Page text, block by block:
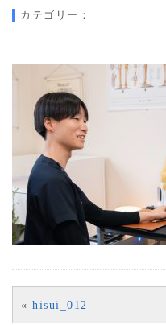
カテゴリー：
« hisui_012